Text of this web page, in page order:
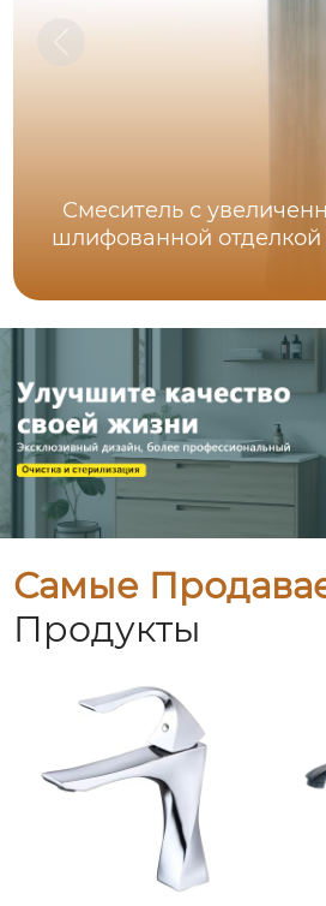
Смеситель с
шлифованной
Самые
Продукты